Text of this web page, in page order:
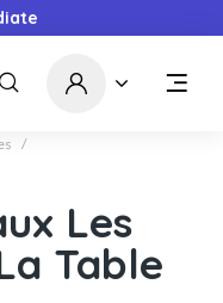
Les
Table